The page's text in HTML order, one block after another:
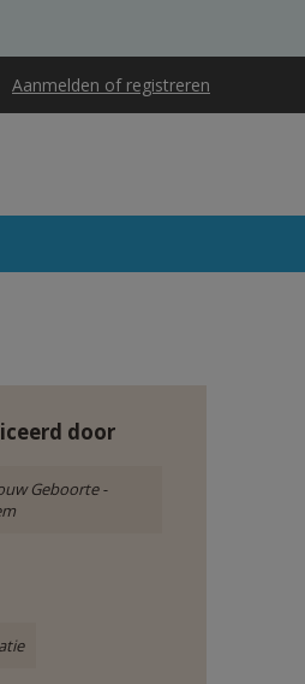
Aanmelden of registreren
door
Geboorte -